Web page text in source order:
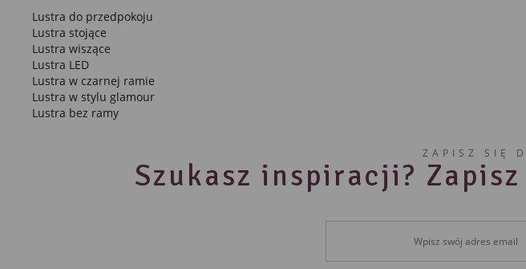
Lustra do przedpokoju
Lustra stojące
Lustra wiszące
Lustra LED
Lustra w czarnej ramie
Lustra w stylu glamour
Lustra bez ramy
ZAPISZ SIĘ
Szukasz inspiracji?